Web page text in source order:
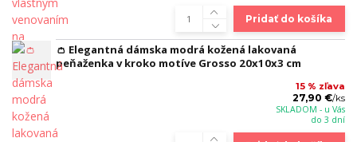
Pridať do košíka
👛 Elegantná dámska modrá kožená lakovaná
peňaženka v kroko motíve Grosso 20x10x3 cm
15 % zľava
27,90 €/ks
SKLADOM - u Vás
do 3 dní